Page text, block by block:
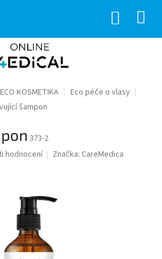
ECO KOSMETIKA
Eco péče o vlasy
šampon
373-2
hodnocení Značka: CareMedica